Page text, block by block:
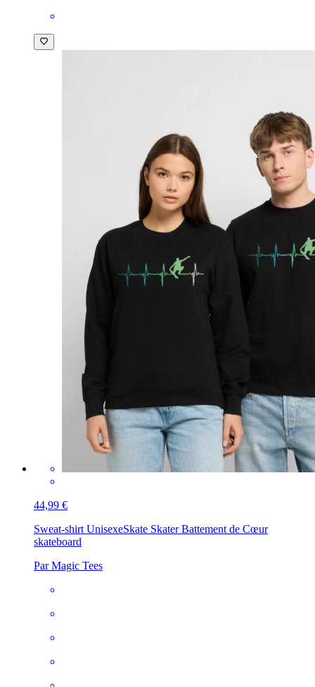
44,99 €
Sweat-shirt UnisexeSkate Skater Battement de Cœur
skateboard
Par Magic Tees